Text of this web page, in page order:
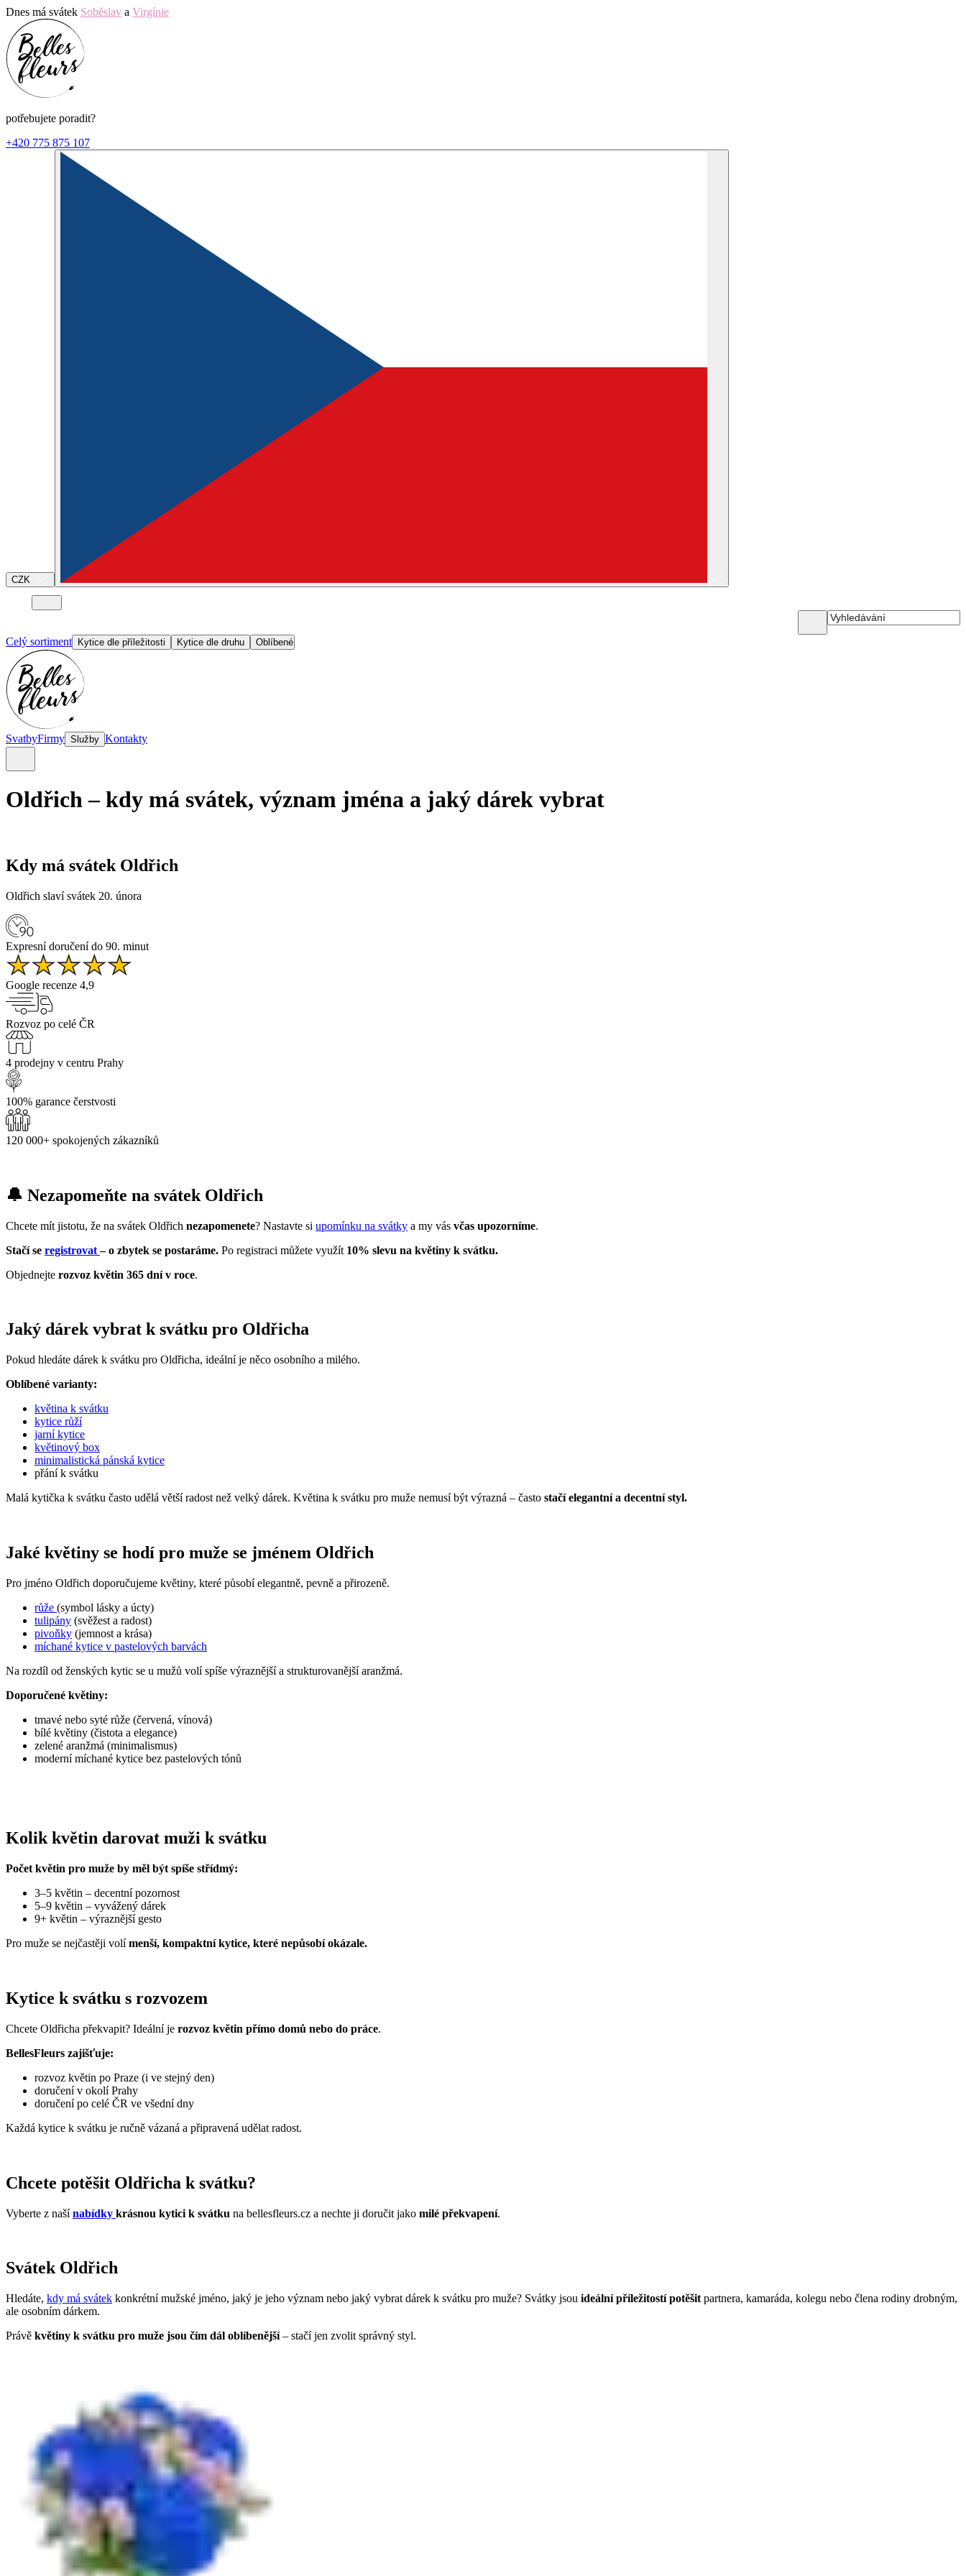
Dnes má svátek Soběslav a Virgínie
potřebujete poradit?
+420 775 875 107
CZK
Celý sortiment Kytice dle příležitosti Kytice dle druhu Oblíbené
SvatbyFirmy Služby Kontakty
Oldřich – kdy má svátek, význam jména a jaký dárek vybrat
Kdy má svátek Oldřich
Oldřich slaví svátek 20. února
Expresní doručení do 90. minut
Google recenze 4,9
Rozvoz po celé ČR
4 prodejny v centru Prahy
100% garance čerstvosti
120 000+ spokojených zákazníků
🔔 Nezapomeňte na svátek Oldřich
Chcete mít jistotu, že na svátek Oldřich nezapomenete? Nastavte si upomínku na svátky a my vás včas upozorníme.
Stačí se registrovat– o zbytek se postaráme. Po registraci můžete využít 10% slevu na květiny k svátku.
Objednejte rozvoz květin 365 dní v roce.
Jaký dárek vybrat k svátku pro Oldřicha
Pokud hledáte dárek k svátku pro Oldřicha, ideální je něco osobního a milého.
Oblíbené varianty:
květina k svátku
kytice růží
jarní kytice
květinový box
minimalistická pánská kytice
přání k svátku
Malá kytička k svátku často udělá větší radost než velký dárek. Květina k svátku pro muže nemusí být výrazná – často stačí elegantní a decentní styl.
Jaké květiny se hodí pro muže se jménem Oldřich
Pro jméno Oldřich doporučujeme květiny, které působí elegantně, pevně a přirozeně.
růže (symbol lásky a úcty)
tulipány (svěžest a radost)
pivoňky (jemnost a krása)
míchané kytice v pastelových barvách
Na rozdíl od ženských kytic se u mužů volí spíše výraznější a strukturovanější aranžmá.
Doporučené květiny:
tmavé nebo syté růže (červená, vínová)
bílé květiny (čistota a elegance)
zelené aranžmá (minimalismus)
moderní míchané kytice bez pastelových tónů
Kolik květin darovat muži k svátku
Počet květin pro muže by měl být spíše střídmý:
3–5 květin – decentní pozornost
5–9 květin – vyvážený dárek
9+ květin – výraznější gesto
Pro muže se nejčastěji volímenší, kompaktní kytice, které nepůsobí okázale.
Kytice k svátku s rozvozem
Chcete Oldřicha překvapit? Ideální je rozvoz květin přímo domů nebo do práce.
BellesFleurs zajišťuje:
rozvoz květin po Praze (i ve stejný den)
doručení v okolí Prahy
doručení po celé ČR ve všední dny
Každá kytice k svátku je ručně vázaná a připravená udělat radost.
Chcete potěšit Oldřicha k svátku?
Vyberte z našínabídky krásnou kytici k svátku na bellesfleurs.cz a nechte ji doručit jako milé překvapení.
Svátek Oldřich
Hledáte, kdy má svátek konkrétní mužské jméno, jaký je jeho význam nebo jaký vybrat dárek k svátku pro muže? Svátky jsou ideální příležitostí potěšit partnera, kamaráda, kolegu nebo člena rodiny drobným,
ale osobním dárkem.
Právě květiny k svátku pro muže jsou čím dál oblíbenější– stačí jen zvolit správný styl.